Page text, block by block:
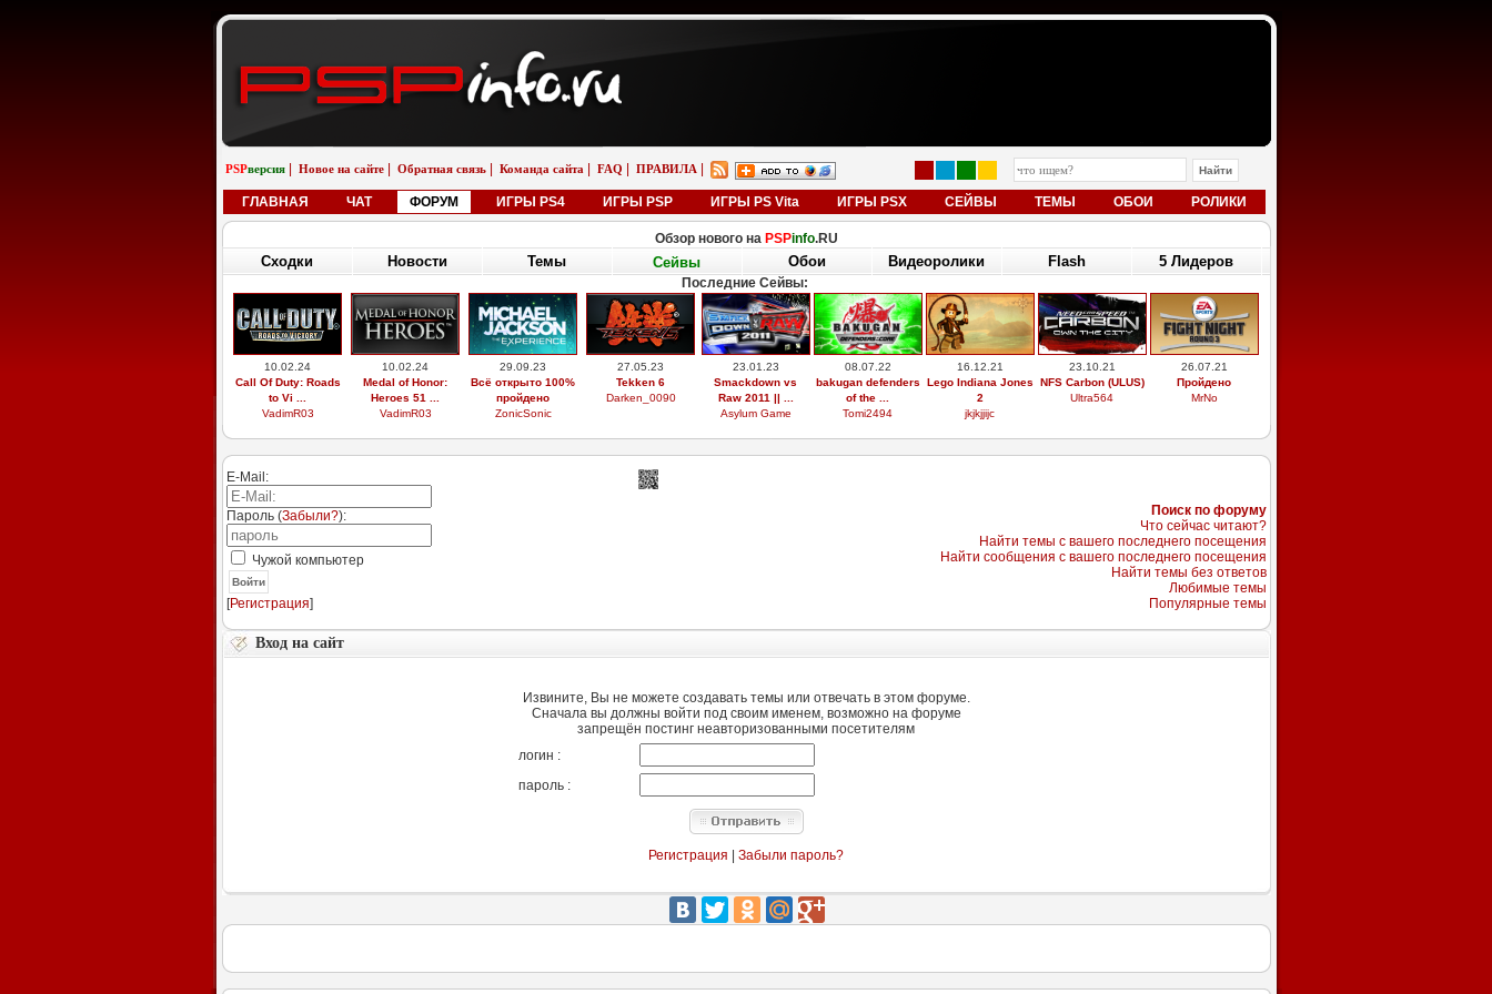
PSPверсия Новое на сайте Обратная связь Команда сайта FAQ ПРАВИЛА
ГЛАВНАЯ ЧАТ ФОРУМ ИГРЫ PS4 ИГРЫ PSP ИГРЫ PS Vita ИГРЫ PSX СЕЙВЫ ТЕМЫ ОБОИ РОЛИКИ
Обзор нового на PSPinfo.RU
Сходки Новости Темы Сейвы Обои Видеоролики Flash 5 Лидеров
Последние Сейвы:
10.02.24
Call Of Duty: Roads
to Vi ...
VadimR03
10.02.24
Medal of Honor:
Heroes 51 ...
VadimR03
29.09.23
Всё открыто 100%
пройдено
ZonicSonic
27.05.23
Tekken 6
Darken_0090
23.01.23
Smackdown vs
Raw 2011 || ...
Asylum Game
08.07.22
bakugan defenders
of the ...
Tomi2494
16.12.21
Lego Indiana Jones
2
jkjkjjijc
23.10.21
NFS Carbon (ULUS)
Ultra564
26.07.21
Пройдено
MrNo
E-Mail:
Пароль (Забыли?):
Чужой компьютер
Войти
[Регистрация]
Поиск по форуму
Что сейчас читают?
Найти темы с вашего последнего посещения
Найти сообщения с вашего последнего посещения
Найти темы без ответов
Любимые темы
Популярные темы
Вход на сайт
Извините, Вы не можете создавать темы или отвечать в этом форуме.
Сначала вы должны войти под своим именем, возможно на форуме
запрещён постинг неавторизованными посетителям
логин :
пароль :
Регистрация Забыли пароль?